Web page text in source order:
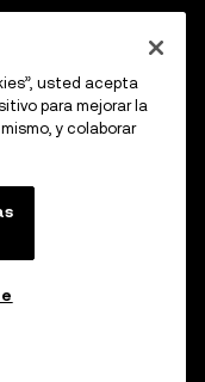
usted acepta
para mejorar la
y colaborar